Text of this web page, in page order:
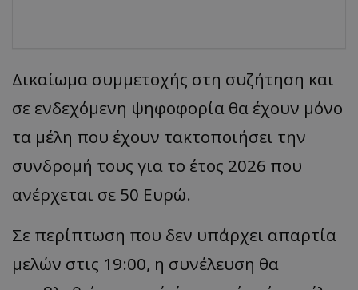
Δικαίωμα συμμετοχής στη συζήτηση και
σε ενδεχόμενη ψηφοφορία θα έχουν μόνο
τα μέλη που έχουν τακτοποιήσει την
συνδρομή τους για το έτος 2026 που
ανέρχεται σε 50 Ευρώ.
Σε περίπτωση που δεν υπάρχει απαρτία
μελών στις 19:00, η συνέλευση θα